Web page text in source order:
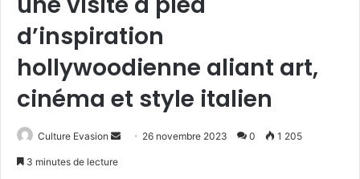
d’inspiration
hollywoodienne aliant art,
cinéma et style italien
Culture Evasion 26 novembre 2023 0 1 205
3 minutes de lecture